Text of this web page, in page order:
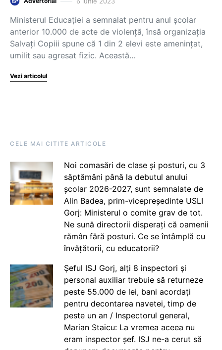
Ministerul Educației a semnalat pentru anul școlar
anterior 10.000 de acte de violență, însă organizația
Salvați Copiii spune că 1 din 2 elevi este amenințat,
umilit sau agresat fizic. Această…
Vezi articolul
CELE MAI CITITE ARTICOLE
Noi comasări de clase și posturi, cu 3
săptămâni până la debutul anului
școlar 2026-2027, sunt semnalate de
Alin Badea, prim-vicepreședinte USLI
Gorj: Ministerul o comite grav de tot.
Ne sună directorii disperați că oamenii
rămân fără posturi. Ce se întâmplă cu
învățătorii, cu educatorii?
Șeful ISJ Gorj, alți 8 inspectori și
personal auxiliar trebuie să returneze
peste 55.000 de lei, bani acordați
pentru decontarea navetei, timp de
peste un an / Inspectorul general,
Marian Staicu: La vremea aceea nu
eram inspector șef. ISJ ne-a cerut să